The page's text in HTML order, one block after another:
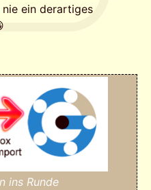
ein derartiges
ins Runde